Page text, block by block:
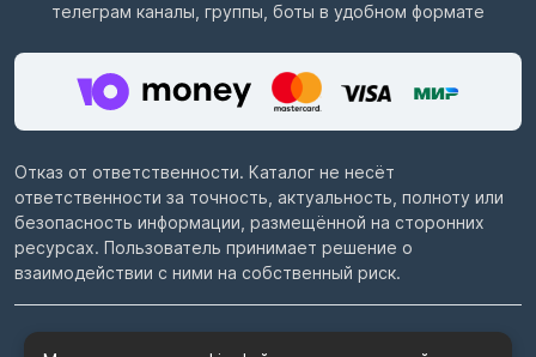
телеграм каналы, группы, боты в удобном формате
Отказ от ответственности. Каталог не несёт
ответственности за точность, актуальность, полноту или
безопасность информации, размещённой на сторонних
ресурсах. Пользователь принимает решение о
взаимодействии с ними на собственный риск.